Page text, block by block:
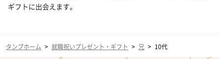
ギフトに出会えます。
タンプホーム > 就職祝いプレゼント・ギフト > 兄 > 10代